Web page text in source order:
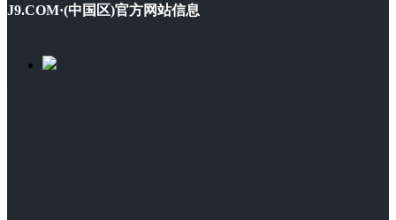
J9.COM·(中国区)官方网站信息